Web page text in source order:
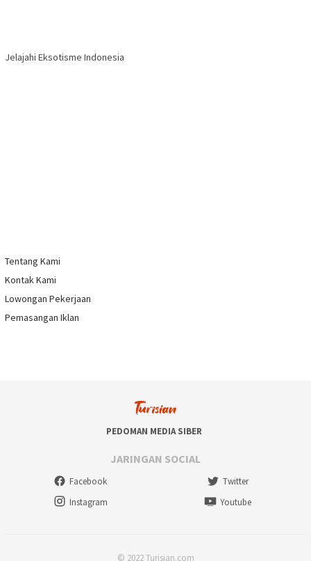
Jelajahi Eksotisme Indonesia
Tentang Kami
Kontak Kami
Lowongan Pekerjaan
Pemasangan Iklan
PEDOMAN MEDIA SIBER
JARINGAN SOCIAL
Facebook
Twitter
Instagram
Youtube
© 2022 Turisian.com